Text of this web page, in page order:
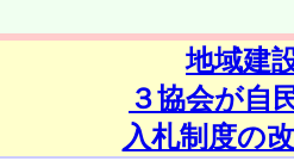
地域建
３協会が自
入札制度の